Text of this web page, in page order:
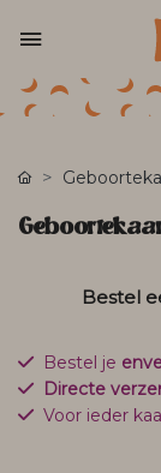
Bestel
Bestel je
Directe
Voor ieder